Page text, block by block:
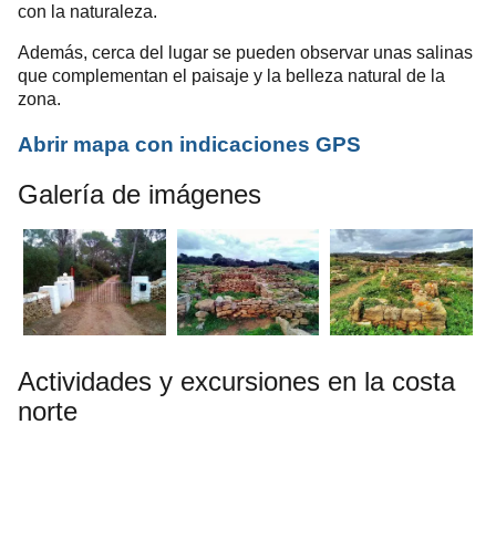
con la naturaleza.
Además, cerca del lugar se pueden observar unas salinas
que complementan el paisaje y la belleza natural de la
zona.
Abrir mapa con indicaciones GPS
Galería de imágenes
Actividades y excursiones en la costa
norte